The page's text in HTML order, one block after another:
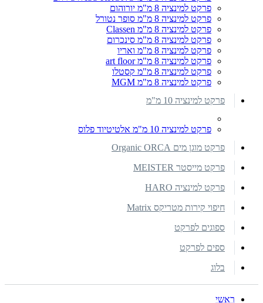
פרקט למינציה 8 מ"מ יורוהום
פרקט למינציה 8 מ"מ סופר נטורל
פרקט למינציה 8 מ"מ Classen
פרקט למינציה 8 מ"מ סינכרום
פרקט למינציה 8 מ"מ ואריו
פרקט למינציה 8 מ"מ art floor
פרקט למינציה 8 מ"מ קסטלו
פרקט למינציה 8 מ"מ MGM
פרקט למינציה 10 מ"מ
פרקט למינציה 10 מ"מ אלטיטיוד פלוס
פרקט מוגן מים Organic ORCA
פרקט מייסטר MEISTER
פרקט למינציה HARO
חיפוי קירות מטריקס Matrix
ספוגים לפרקט
ספים לפרקט
בלוג
ראשי